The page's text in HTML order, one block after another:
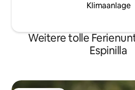
Klimaanlage
Weitere tolle
Espinilla